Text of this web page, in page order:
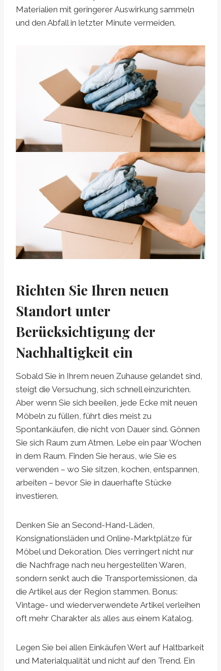
Materialien mit geringerer Auswirkung sammeln
und den Abfall in letzter Minute vermeiden.
Richten Sie Ihren neuen
Standort unter
Berücksichtigung der
Nachhaltigkeit ein
Sobald Sie in Ihrem neuen Zuhause gelandet sind,
steigt die Versuchung, sich schnell einzurichten.
Aber wenn Sie sich beeilen, jede Ecke mit neuen
Möbeln zu füllen, führt dies meist zu
Spontankäufen, die nicht von Dauer sind. Gönnen
Sie sich Raum zum Atmen. Lebe ein paar Wochen
in dem Raum. Finden Sie heraus, wie Sie es
verwenden – wo Sie sitzen, kochen, entspannen,
arbeiten – bevor Sie in dauerhafte Stücke
investieren.
Denken Sie an Second-Hand-Läden,
Konsignationsläden und Online-Marktplätze für
Möbel und Dekoration. Dies verringert nicht nur
die Nachfrage nach neu hergestellten Waren,
sondern senkt auch die Transportemissionen, da
die Artikel aus der Region stammen. Bonus:
Vintage- und wiederverwendete Artikel verleihen
oft mehr Charakter als alles aus einem Katalog.
Legen Sie bei allen Einkäufen Wert auf Haltbarkeit
und Materialqualität und nicht auf den Trend. Ein